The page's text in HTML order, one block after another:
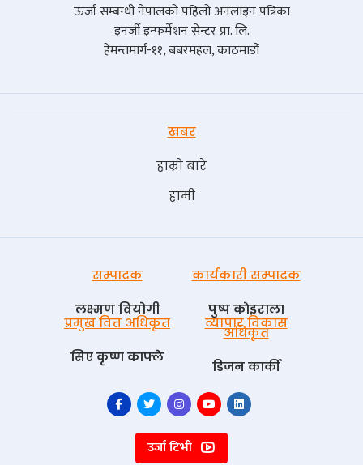
ऊर्जा सम्बन्धी नेपालको पहिलो अनलाइन पत्रिका
इनर्जी इन्फर्मेशन सेन्टर प्रा. लि.
हेमन्तमार्ग-११, बबरमहल, काठमाडौं
खबर
हाम्रो बारे
हामी
सम्पादक
लक्ष्मण वियोगी
कार्यकारी सम्पादक
पुष्प काेइराला
प्रमुख वित्त अधिकृत
सिए कृष्ण काफ्ले
व्यापार विकास
अधिकृत
डिजन कार्की
उर्जा टिभी